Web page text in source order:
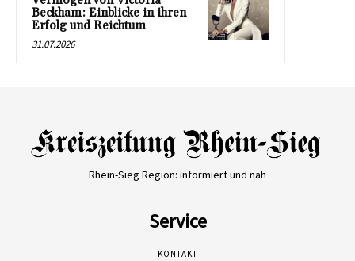
Beckham: Einblicke in ihren
Erfolg und Reichtum
31.07.2026
Rhein-Sieg Region: informiert und nah
Service
KONTAKT